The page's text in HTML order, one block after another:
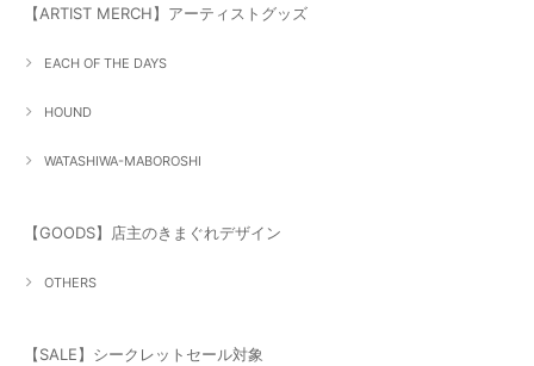
【ARTIST MERCH】アーティストグッズ
EACH OF THE DAYS
HOUND
WATASHIWA-MABOROSHI
【GOODS】店主のきまぐれデザイン
OTHERS
【SALE】シークレットセール対象